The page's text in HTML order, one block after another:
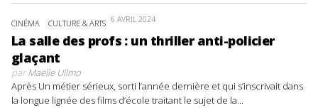
CINÉMA CULTURE & ARTS 6 AVRIL 2024
La salle des profs : un thriller anti-policier
glaçant
parMaëlle Ullmo
Après Un métier sérieux, sorti l’année dernière et qui s’inscrivait dans
la longue lignée des films d’école traitant le sujet de la...